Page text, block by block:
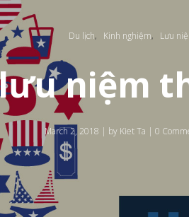
Du lịch, Kinh nghiệm, Lưu
niệm
March 2, 2018 | by Kiet Ta | 0